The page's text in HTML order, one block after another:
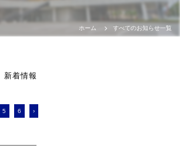
ホーム すべてのお知らせ一覧
新着情報
5 6 ›